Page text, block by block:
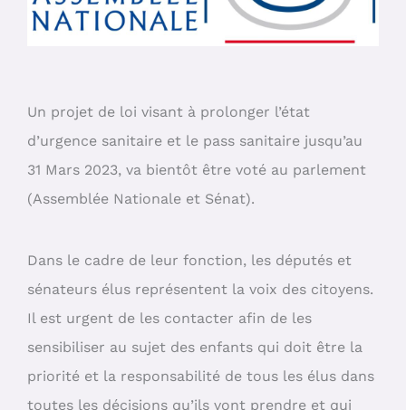
Un projet de loi visant à prolonger l’état
d’urgence sanitaire et le pass sanitaire jusqu’au
31 Mars 2023, va bientôt être voté au parlement
(Assemblée Nationale et Sénat).
Dans le cadre de leur fonction, les députés et
sénateurs élus représentent la voix des citoyens.
Il est urgent de les contacter afin de les
sensibiliser au sujet des enfants qui doit être la
priorité et la responsabilité de tous les élus dans
toutes les décisions qu’ils vont prendre et qui